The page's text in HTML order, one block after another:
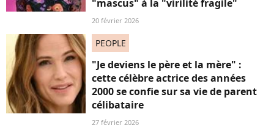
"mascus" à la "virilité fragile"
20 février 2026
PEOPLE
"Je deviens le père et la mère" :
cette célèbre actrice des années
2000 se confie sur sa vie de parent
célibataire
27 février 2026